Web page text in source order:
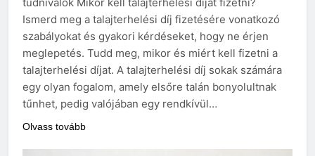
Ismerd meg a talajterhelési díj fizetésére vonatkozó
szabályokat és gyakori kérdéseket, hogy ne érjen
meglepetés. Tudd meg, mikor és miért kell fizetni a
talajterhelési díjat. A talajterhelési díj sokak számára
egy olyan fogalom, amely elsőre talán bonyolultnak
tűnhet, pedig valójában egy rendkívül…
Olvass tovább